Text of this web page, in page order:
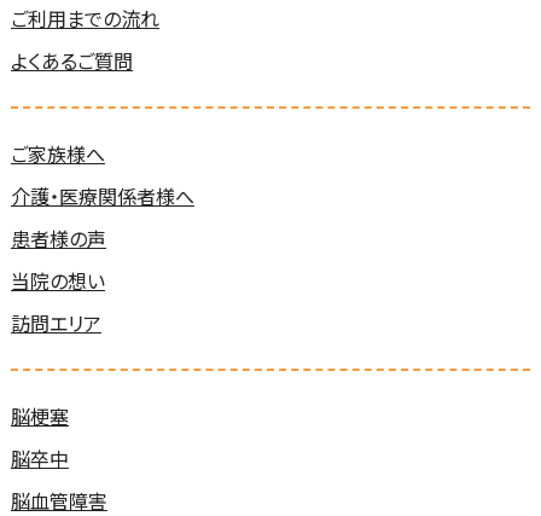
ご利用までの流れ
よくあるご質問
ご家族様へ
介護・医療関係者様へ
患者様の声
当院の想い
訪問エリア
脳梗塞
脳卒中
脳血管障害